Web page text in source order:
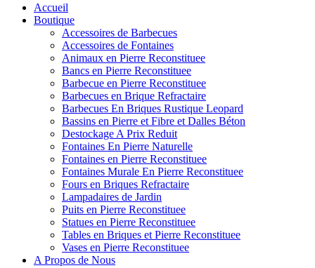
Accueil
Boutique
Accessoires de Barbecues
Accessoires de Fontaines
Animaux en Pierre Reconstituee
Bancs en Pierre Reconstituee
Barbecue en Pierre Reconstituee
Barbecues en Brique Refractaire
Barbecues En Briques Rustique Leopard
Bassins en Pierre et Fibre et Dalles Béton
Destockage A Prix Reduit
Fontaines En Pierre Naturelle
Fontaines en Pierre Reconstituee
Fontaines Murale En Pierre Reconstituee
Fours en Briques Refractaire
Lampadaires de Jardin
Puits en Pierre Reconstituee
Statues en Pierre Reconstituee
Tables en Briques et Pierre Reconstituee
Vases en Pierre Reconstituee
A Propos de Nous